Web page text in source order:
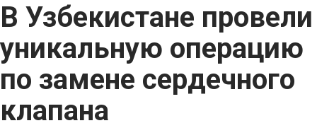
В Узбекистане провели
уникальную операцию
по замене сердечного
клапана